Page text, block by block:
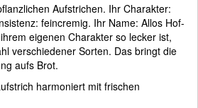
Aufstrichen. Ihr Charakter:
feincremig. Ihr Name: Allos Hof-
eigenen Charakter so lecker ist,
verschiedener Sorten. Das bringt die
aufs Brot.
harmoniert mit frischen